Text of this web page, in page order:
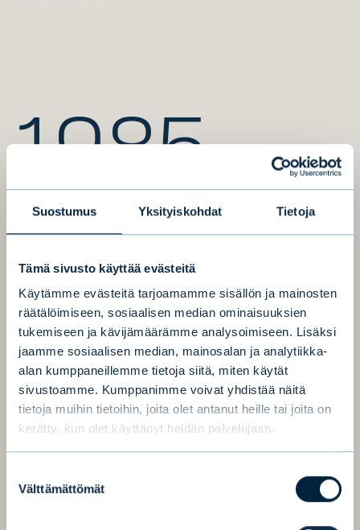
Suostumus Yksityiskohdat Tietoja
Tämä sivusto käyttää evästeitä
Käytämme evästeitä tarjoamamme sisällön ja mainosten
räätälöimiseen, sosiaalisen median ominaisuuksien
tukemiseen ja kävijämäärämme analysoimiseen. Lisäksi
jaamme sosiaalisen median, mainosalan ja analytiikka-
alan kumppaneillemme tietoja siitä, miten käytät
sivustoamme. Kumppanimme voivat yhdistää näitä
tietoja muihin tietoihin, joita olet antanut heille tai joita on
kerätty, kun olet käyttänyt heidän palvelujaan.
valinta
Välttämättömät
1985
Perustettu vuonna 1985
2015
Listattu Nasdaq Helsingin päälistalle 2015